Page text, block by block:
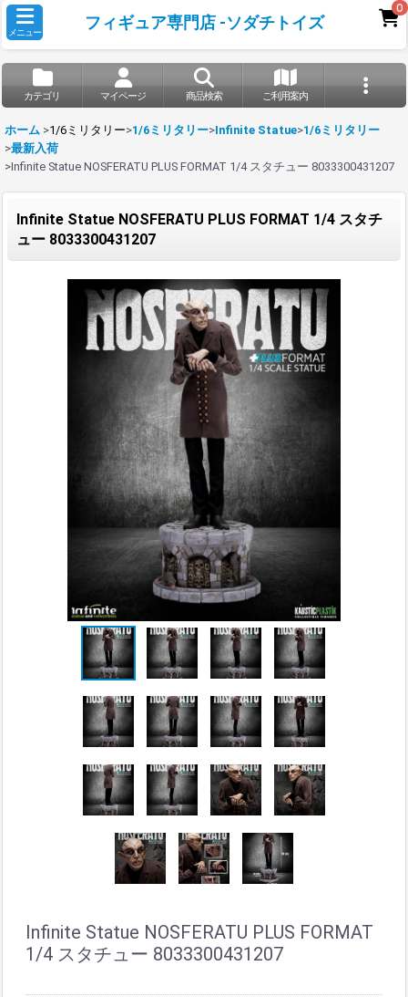
メニュー
フィギュア専門店 -ソダチトイズ
0
カテゴリ マイページ 商品検索 ご利用案内
ホーム >1/6ミリタリー>1/6ミリタリー>Infinite Statue>1/6ミリタリー
>最新入荷
>Infinite Statue NOSFERATU PLUS FORMAT 1/4 スタチュー 8033300431207
Infinite Statue NOSFERATU PLUS FORMAT 1/4 スタチ
ュー 8033300431207
Infinite Statue NOSFERATU PLUS FORMAT
1/4 スタチュー 8033300431207